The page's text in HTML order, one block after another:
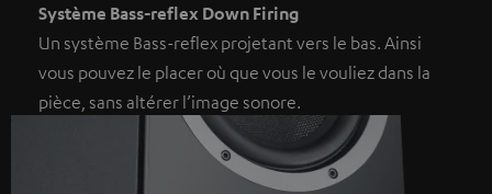
Système Bass-reflex Down Firing
Un système Bass-reflex projetant vers le bas. Ainsi
vous pouvez le placer où que vous le vouliez dans la
pièce, sans altérer l’image sonore.